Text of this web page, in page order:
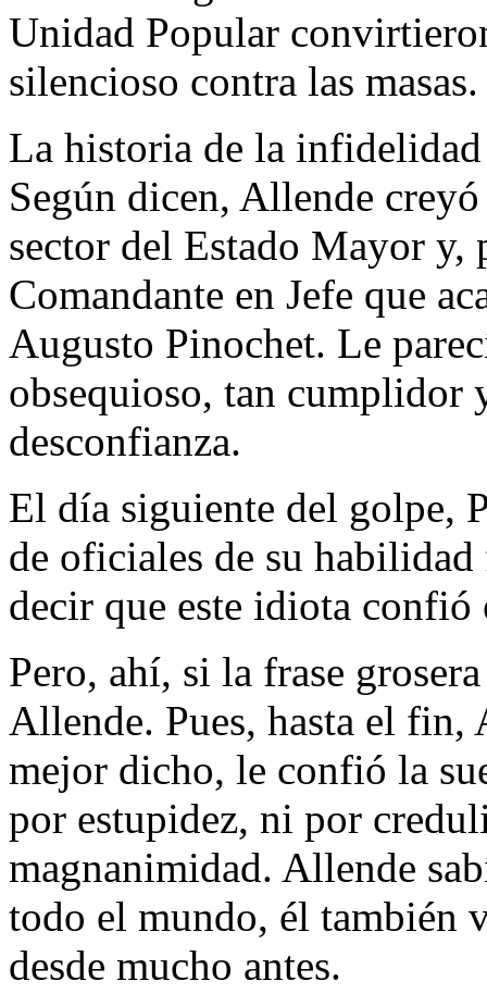
Unidad Popular
silencioso contra las masas.
La historia de la
Según dicen, Allende
sector del Estado Mayor
Comandante en Jefe que
Augusto Pinochet. Le
obsequioso, tan
desconfianza.
El día siguiente del golpe,
de oficiales de su
decir que este idiota
Pero, ahí, si la frase
Allende. Pues, hasta el
mejor dicho, le confió la
por estupidez, ni por
magnanimidad. Allende
todo el mundo, él también
desde mucho antes.